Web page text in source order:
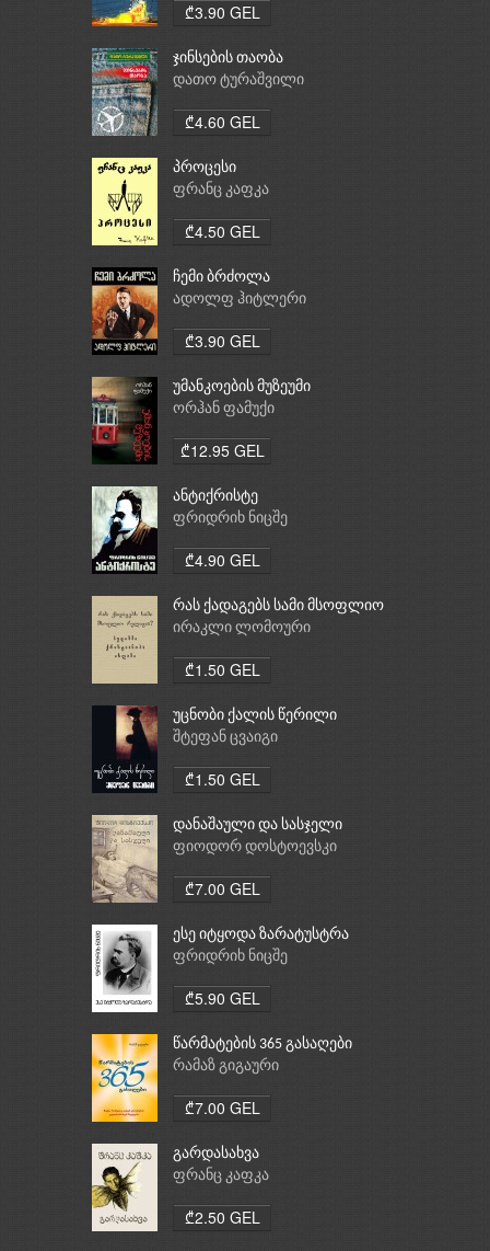
₾3.90 GEL
ჯინსების თაობა
დათო ტურაშვილი
₾4.60 GEL
პროცესი
ფრანც კაფკა
₾4.50 GEL
ჩემი ბრძოლა
ადოლფ ჰიტლერი
₾3.90 GEL
უმანკოების მუზეუმი
ორჰან ფამუქი
₾12.95 GEL
ანტიქრისტე
ფრიდრიხ ნიცშე
₾4.90 GEL
რას ქადაგებს სამი მსოფლიო
რელიგია: ბუდიზმი,
ირაკლი ლომოური
₾1.50 GEL
უცნობი ქალის წერილი
შტეფან ცვაიგი
₾1.50 GEL
დანაშაული და სასჯელი
ფიოდორ დოსტოევსკი
₾7.00 GEL
ესე იტყოდა ზარატუსტრა
ფრიდრიხ ნიცშე
₾5.90 GEL
წარმატების 365 გასაღები
რამაზ გიგაური
₾7.00 GEL
გარდასახვა
ფრანც კაფკა
₾2.50 GEL